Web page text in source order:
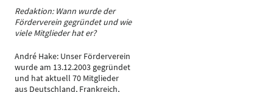
Redaktion: Wann wurde der
Förderverein gegründet und wie
viele Mitglieder hat er?
André Hake: Unser Förderverein
wurde am 13.12.2003 gegründet
und hat aktuell 70 Mitglieder
aus Deutschland, Frankreich,